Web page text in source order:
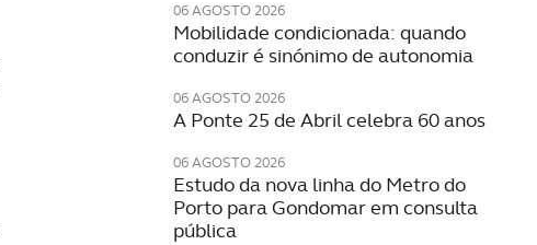
06 AGOSTO 2026
Mobilidade condicionada: quando
conduzir é sinónimo de autonomia
06 AGOSTO 2026
A Ponte 25 de Abril celebra 60 anos
06 AGOSTO 2026
Estudo da nova linha do Metro do
Porto para Gondomar em consulta
pública